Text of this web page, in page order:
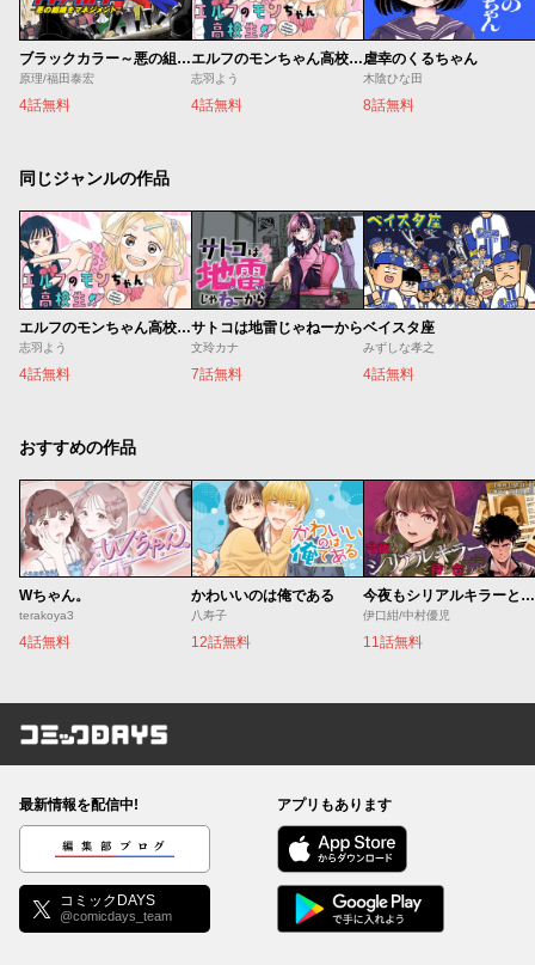
ブラックカラー～悪の組織をマネジメント～
原理/福田泰宏
4話無料
エルフのモンちゃん高校生!!
志羽よう
4話無料
虐幸のくるちゃん
木陰ひな田
8話無料
同じジャンルの作品
エルフのモンちゃん高校生!!
志羽よう
4話無料
サトコは地雷じゃねーから
文玲カナ
7話無料
ベイスタ座
みずしな孝之
4話無料
おすすめの作品
Wちゃん。
terakoya3
4話無料
かわいいのは俺である
八寿子
12話無料
今夜もシリアルキラーと待ち合わせ
伊口紺/中村優児
11話無料
コミックDAYS
最新情報を配信中!
編集部ブログ
コミックDAYS
@comicdays_team
アプリもあります